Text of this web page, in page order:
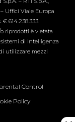
Uffici Viale Europa
614.238.333.
riprodotti è vietata
di intelligenza
utilizzare mezzi
Control
Policy